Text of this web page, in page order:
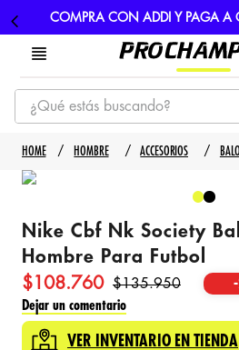
COMPRA CON ADDI Y PAGA A
¿Qué estás buscando?
TÉRMINOS MÁS BUSCADOS
1
3. nike
4. guayos
5
HOMBRE ACCESORIOS
Nike Cbf Nk Society
Hombre Para Futbol
$108.760 $135.950 -
Dejar un comentario
VER INVENTARIO EN TIENDA